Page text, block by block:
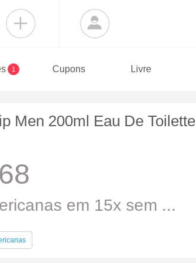
1 Cupons Livre
Men 200ml Eau De Toilette
em 15x sem ...